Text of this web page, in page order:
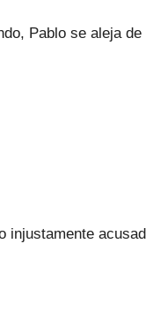
Pablo se aleja de
injustamente